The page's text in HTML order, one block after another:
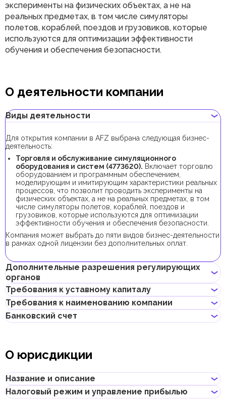
эксперименты на физических объектах, а не на
реальных предметах, в том числе симуляторы
полетов, кораблей, поездов и грузовиков, которые
используются для оптимизации эффективности
обучения и обеспечения безопасности.
О деятельности компании
Виды деятельности
Для открытия компании в AFZ выбрана следующая бизнес-
деятельность:
Торговля и обслуживание симуляционного
оборудования и систем (4773620). Включает торговлю
оборудованием и программным обеспечением,
моделирующим и имитирующим характеристики реальных
процессов, что позволит проводить эксперименты на
физических объектах, а не на реальных предметах, в том
числе симуляторы полетов, кораблей, поездов и
грузовиков, которые используются для оптимизации
эффективности обучения и обеспечения безопасности.
Компания может выбрать до пяти видов бизнес-деятельности
в рамках одной лицензии без дополнительных оплат.
Дополнительные разрешения регулирующих
органов
Для регистрации компании с данным видом бизнес-
деятельности получение дополнительных разрешений не
требуется.
Требования к уставному капиталу
Минимальный уставной капитал для компаний AFZ составляет
10 000 AED. Его внесение является опциональным.
Требования к наименованию компании
Не должно нарушать законов страны или содержать
Не должно нарушать прав интеллектуальной
собственности третьей стороны
Не может совпадать или быть похожим на локальные/
глобальные бренды и зарегистрированные товарные знаки
Не должно содержать географических названий, таких как
названия эмиратов, городов, стран и других объектов
Банковский счет
электронных (digital) банках и платежных системах.
следует учитывать такие факторы, как уровень обслуживания,
размер комиссий, доступные валюты, удобство онлайн–
банкинга, репутация банка и другие условия, которые могут
быть важны для бизнеса.
О юрисдикции
Название и описание
Название: Ajman Free Zone
Налоговый режим и управление прибылью